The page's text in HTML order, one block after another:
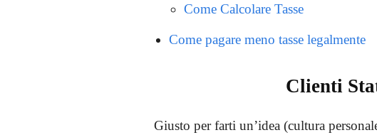
Come Calcolare Tasse
Come pagare meno tasse legalmente
Clienti
Giusto per farti un’idea (cultura